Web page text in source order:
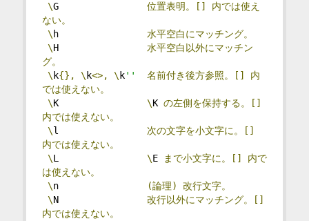
\G 位置表明。[]
内では使え
ない。
\ h 水平空白にマッチング。
\H 水平空白以外にマッチン
グ。
\ k{}, \ k<>, \ k'' 名前付き後方参照。[]
内
では使えない。
\K \K の左側を保持する。[]
内では使えない。
\l 次の文字を小文字に。[]
内では使えない。
\L \E まで小文字に。[]
内で
は使えない。
\n (論理)
改行文字。
\N 改行以外にマッチング。[]
内では使えない。